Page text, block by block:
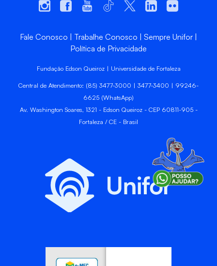
Fale Conosco Trabalhe Conosco
Sempre Unifor
Política de Privacidade
Fundação Edson Queiroz | Universidade de Fortaleza
Central de Atendimento: (85) 3477-3000 | 3477-3400 | 99246-
6625 (WhatsApp)
Av. Washington Soares, 1321 - Edson Queiroz - CEP 60811-905 -
Fortaleza / CE - Brasil